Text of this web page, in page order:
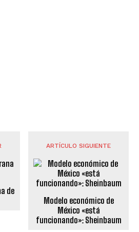
de
ARTÍCULO SIGUIENTE
Modelo económico de
México «está
funcionando»: Sheinbaum